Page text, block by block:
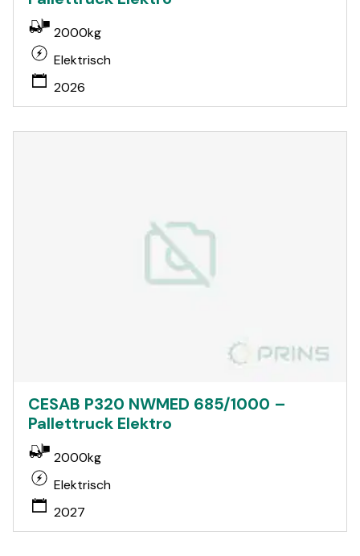
2000kg
Elektrisch
2026
CESAB P320 NWMED 685/1000 –
Pallettruck Elektro
2000kg
Elektrisch
2027